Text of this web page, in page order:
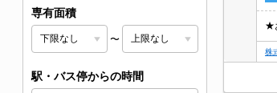
専有面積
〜
駅・バス停からの時間
株